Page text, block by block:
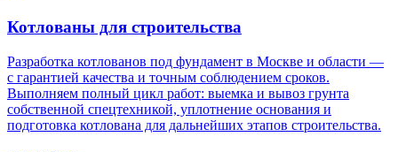
Котлованы для строительства
Разработка котлованов под фундамент в Москве и области —
с гарантией качества и точным соблюдением сроков.
Выполняем полный цикл работ: выемка и вывоз грунта
собственной спецтехникой, уплотнение основания и
подготовка котлована для дальнейших этапов строительства.